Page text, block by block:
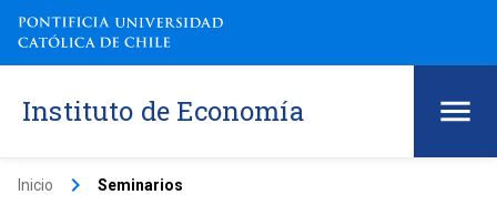
Instituto de Economía
Inicio keyboard_arrow_right Seminarios